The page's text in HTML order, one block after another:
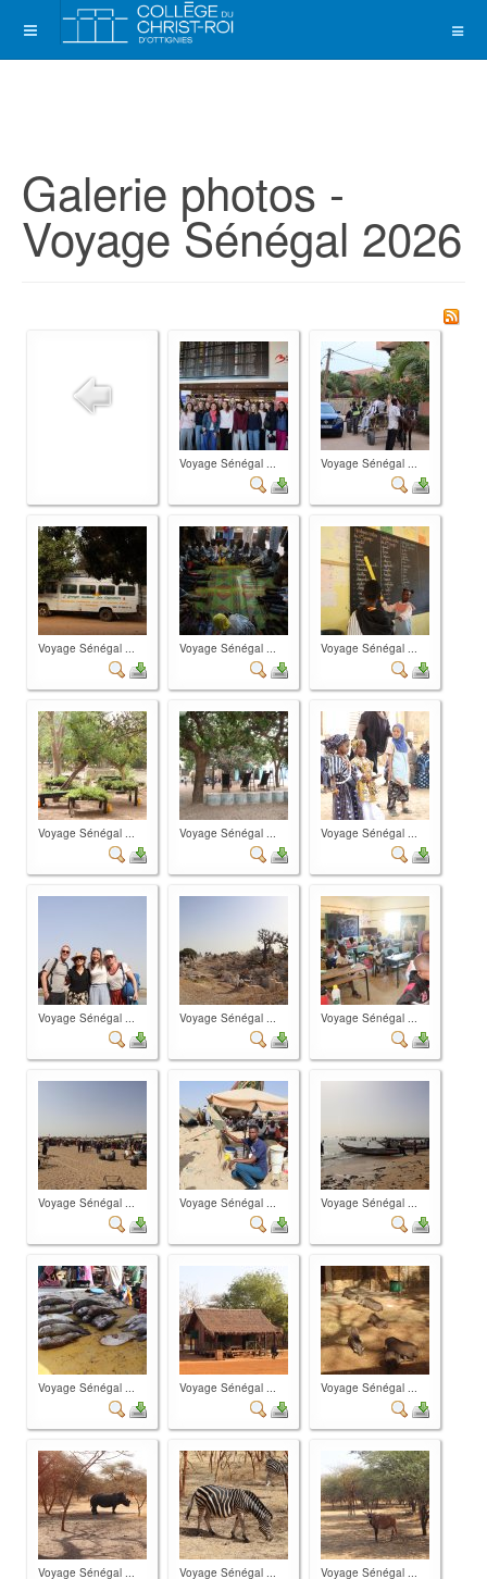
Galerie photos -
Voyage Sénégal 2026
Voyage Sénégal ... Voyage Sénégal ...
Voyage Sénégal ... Voyage Sénégal ... Voyage Sénégal ...
Voyage Sénégal ... Voyage Sénégal ... Voyage Sénégal ...
Voyage Sénégal ... Voyage Sénégal ... Voyage Sénégal ...
Voyage Sénégal ... Voyage Sénégal ... Voyage Sénégal ...
Voyage Sénégal ... Voyage Sénégal ... Voyage Sénégal ...
Voyage Sénégal ... Voyage Sénégal ... Voyage Sénégal ...